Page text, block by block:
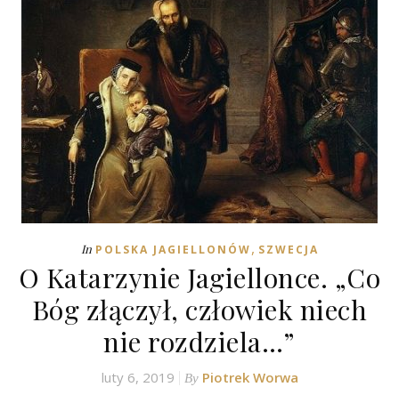
In POLSKA JAGIELLONÓW, SZWECJA
O Katarzynie Jagiellonce. „Co
Bóg złączył, człowiek niech
nie rozdziela…”
luty 6, 2019 By Piotrek Worwa